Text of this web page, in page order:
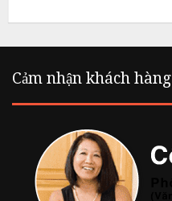
Cảm nhận khách hàng